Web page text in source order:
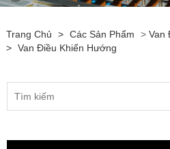
Trang Chủ > Các Sản Phẩm > Van
> Van Điều Khiển Hướng